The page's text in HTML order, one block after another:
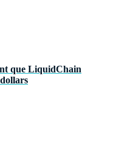
que LiquidChain